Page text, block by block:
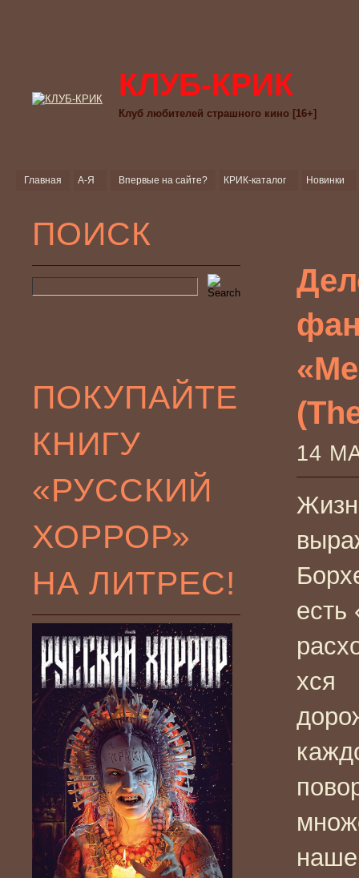
КЛУБ-КРИК
Клуб любителей страшного кино [16+]
Главная А-Я Впервые на сайте? КРИК-каталог Новинки
ПОИСК
ПОКУПАЙТЕ
КНИГУ
«РУССКИЙ
ХОРРОР»
НА ЛИТРЕС!
14
есть
хся